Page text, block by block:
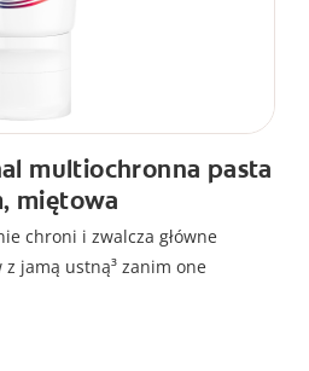
multiochronna pasta
miętowa
chroni i zwalcza główne
jamą ustną³ zanim one